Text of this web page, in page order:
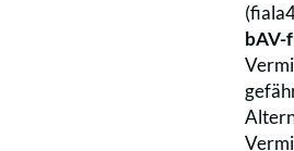
bAV-